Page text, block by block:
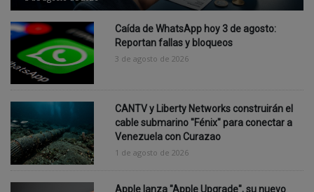
Caída de WhatsApp hoy 3 de agosto:
Reportan fallas y bloqueos
3 de agosto de 2026
CANTV y Liberty Networks construirán el
cable submarino "Fénix" para conectar a
Venezuela con Curazao
1 de agosto de 2026
Apple lanza "Apple Upgrade", su nuevo